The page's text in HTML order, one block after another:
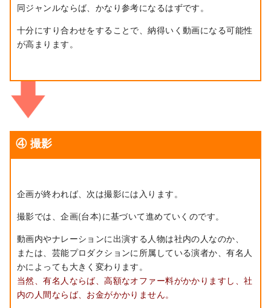
同ジャンルならば、かなり参考になるはずです。
十分にすり合わせをすることで、納得いく動画になる可能性
が高まります。
④ 撮影
企画が終われば、次は撮影には入ります。
撮影では、企画(台本)に基づいて進めていくのです。
動画内やナレーションに出演する人物は社内の人なのか、
または、芸能プロダクションに所属している演者か、有名人
かによっても大きく変わります。
当然、有名人ならば、高額なオファー料がかかりますし、社
内の人間ならば、お金がかかりません。